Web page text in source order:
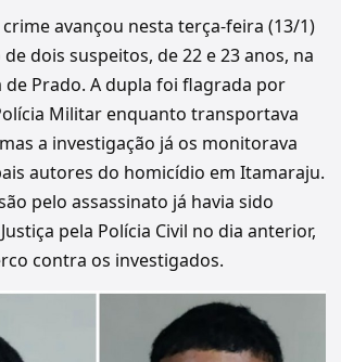
avançou nesta terça-feira (13/1)
dois suspeitos, de 22 e 23 anos, na
Prado. A dupla foi flagrada por
Militar enquanto transportava
a investigação já os monitorava
autores do homicídio em Itamaraju.
pelo assassinato já havia sido
pela Polícia Civil no dia anterior,
contra os investigados.